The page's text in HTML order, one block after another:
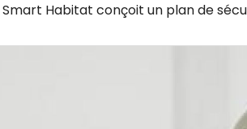
Smart Habitat conçoit un plan de